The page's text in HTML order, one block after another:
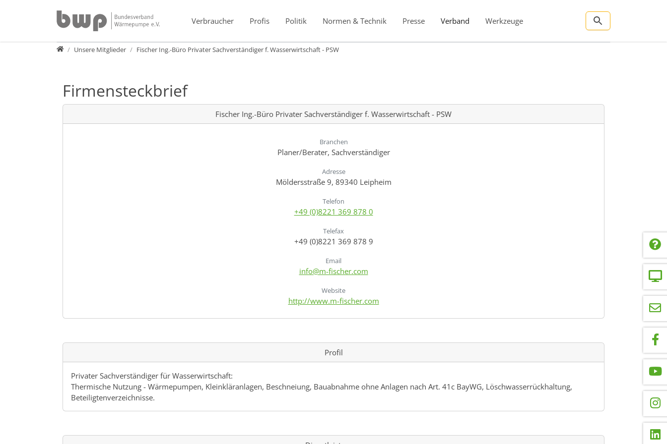
Verbraucher
Profis Politik Normen & Technik Presse Verband Werkzeuge
Verband
Unsere Mitglieder Fischer Ing.-Büro Privater Sachverständiger f. Wasserwirtschaft - PSW
Firmensteckbrief
Fischer Ing.-Büro Privater Sachverständiger f. Wasserwirtschaft - PSW
Branchen
Planer/Berater, Sachverständiger
Adresse
Möldersstraße 9, 89340 Leipheim
Telefon
+49 (0)8221 369 878 0
Telefax
+49 (0)8221 369 878 9
Email
info@m-fischer.com
Website
http://www.m-fischer.com
Profil
Privater Sachverständiger für Wasserwirtschaft:
Thermische Nutzung - Wärmepumpen, Kleinkläranlagen, Beschneiung, Bauabnahme ohne Anlagen nach Art. 41c BayWG, Löschwasserrückhaltung,
Beteiligtenverzeichnisse.